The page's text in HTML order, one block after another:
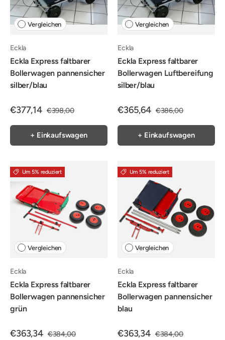
Vergleichen
Eckla
Eckla Express faltbarer
Bollerwagen pannensicher
silber/blau
€377,14 €398,00
+ Einkaufswagen
Vergleichen
Eckla
Eckla Express faltbarer
Bollerwagen Luftbereifung
silber/blau
€365,64 €386,00
+ Einkaufswagen
Um 5% reduziert
Vergleichen
Eckla
Eckla Express faltbarer
Bollerwagen pannensicher
grün
€363,34 €384,00
Um 5% reduziert
Vergleichen
Eckla
Eckla Express faltbarer
Bollerwagen pannensicher
blau
€363,34 €384,00